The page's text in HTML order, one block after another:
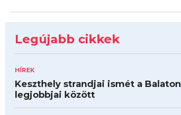
Legújabb cikkek
HÍREK
Keszthely strandjai ismét a Balaton
legjobbjai között